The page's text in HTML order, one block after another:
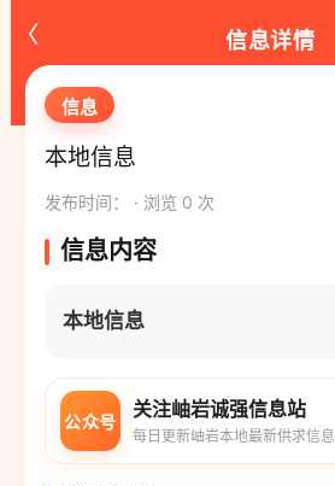
‹ 信息详情
信息
本地信息
发布时间： · 浏览 0 次
信息内容
本地信息
公众号
关注岫岩诚强信息站
每日更新岫岩本地最新供求信息